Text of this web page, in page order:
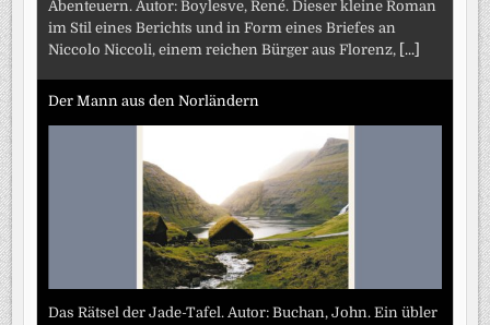
Abenteuern. Autor: Boylesve, René. Dieser kleine Roman
im Stil eines Berichts und in Form eines Briefes an
Niccolo Niccoli, einem reichen Bürger aus Florenz, [...]
Der Mann aus den Norländern
Das Rätsel der Jade-Tafel. Autor: Buchan, John. Ein übler